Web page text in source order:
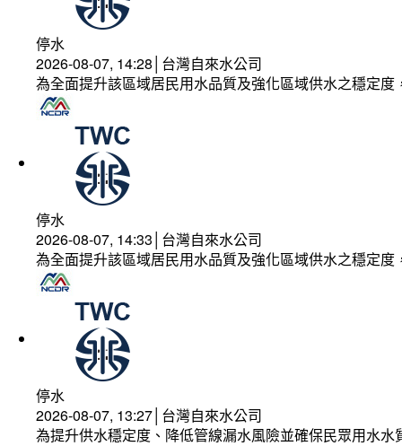
停水
2026-08-07, 14:28│台灣自來水公司
為全面提升該區域居民用水品質及強化區域供水之穩定
停水
2026-08-07, 14:33│台灣自來水公司
為全面提升該區域居民用水品質及強化區域供水之穩定
停水
2026-08-07, 13:27│台灣自來水公司
為提升供水穩定度、降低管線漏水風險並確保民眾用水